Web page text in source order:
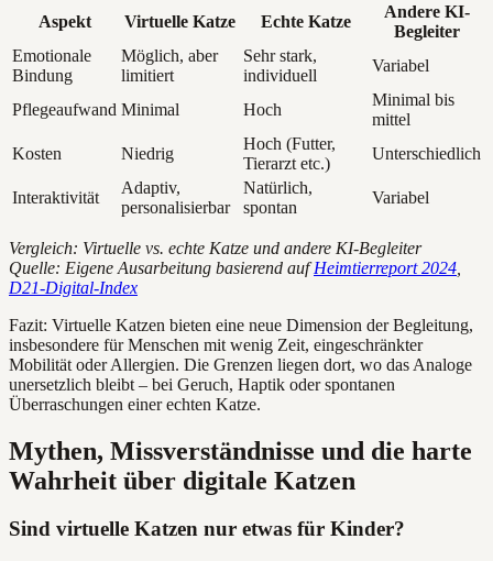
Aspekt Virtuelle Katze Echte Katze
Andere KI-
Begleiter
Emotionale
Bindung
Möglich, aber
limitiert
Sehr stark,
individuell
Variabel
Pflegeaufwand Minimal Hoch
Minimal bis
mittel
Kosten
Niedrig
Hoch (Futter,
Tierarzt etc.)
Unterschiedlich
Interaktivität
Adaptiv,
personalisierbar
Natürlich,
spontan
Variabel
Vergleich: Virtuelle vs. echte Katze und andere KI-Begleiter
Quelle: Eigene Ausarbeitung basierend aufHeimtierreport 2024
D21-Digital-Index
Fazit: Virtuelle Katzen bieten eine neue Dimension der Begleitung,
insbesondere für Menschen mit wenig Zeit, eingeschränkter
Mobilität oder Allergien. Die Grenzen liegen dort, wo das Analoge
unersetzlich bleibt – bei Geruch, Haptik oder spontanen
Überraschungen einer echten Katze.
Mythen, Missverständnisse und die harte
Wahrheit über digitale Katzen
Sind virtuelle Katzen nur etwas für Kinder?